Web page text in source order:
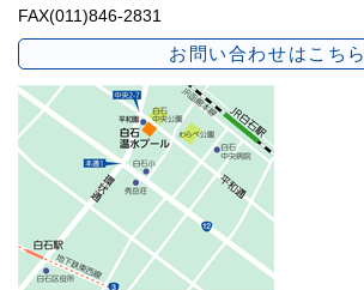
FAX(011)846-2831
お問い合わせはこちら